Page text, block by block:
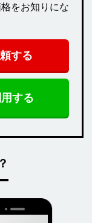
をお知りにな
する
する